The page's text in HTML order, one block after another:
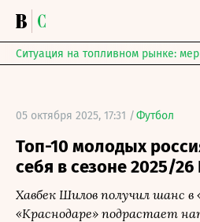
Ситуация на топливном рынке:
05 октября 2025, 17:31 /Футбол
Топ-10 молодых
себя в сезоне 2025/
Хавбек Шилов получил шанс в
«Краснодаре» подрастает